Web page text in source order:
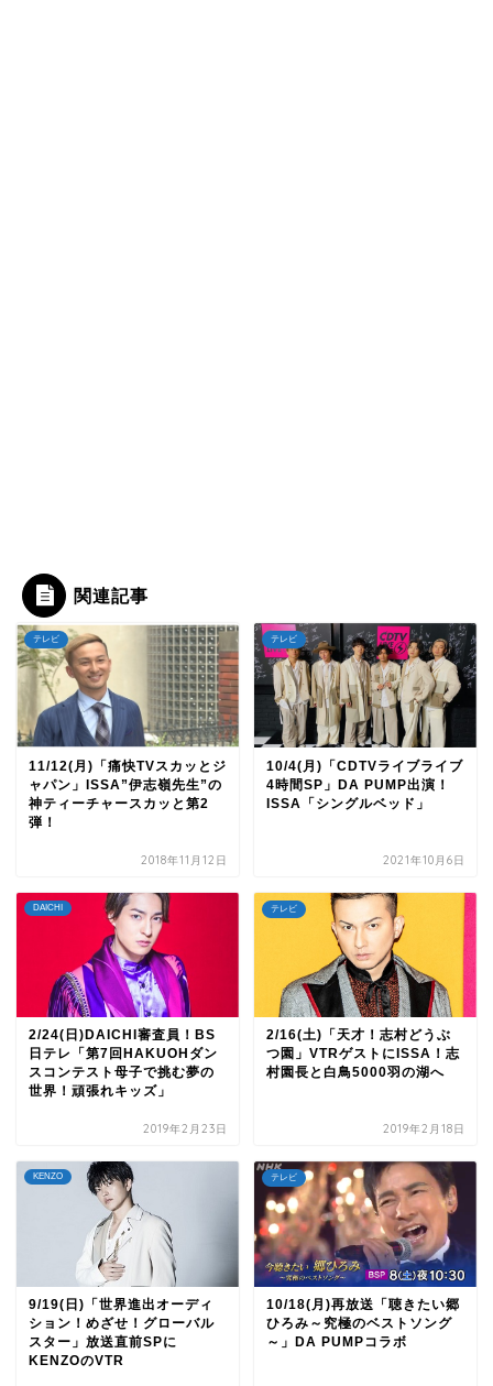
関連記事
テレビ
11/12(月)「痛快TVスカッとジ
ャパン」ISSA”伊志嶺先生”の
神ティーチャースカッと第2
弾！
2018年11月12日
テレビ
10/4(月)「CDTVライブライブ
4時間SP」DA PUMP出演！
ISSA「シングルベッド」
2021年10月6日
DAICHI
2/24(日)DAICHI審査員！BS
日テレ「第7回HAKUOHダン
スコンテスト母子で挑む夢の
世界！頑張れキッズ」
2019年2月23日
テレビ
2/16(土)「天才！志村どうぶ
つ園」VTRゲストにISSA！志
村園長と白鳥5000羽の湖へ
2019年2月18日
KENZO
9/19(日)「世界進出オーディ
ション！めざせ！グローバル
スター」放送直前SPに
KENZOのVTR
テレビ
10/18(月)再放送「聴きたい郷
ひろみ～究極のベストソング
～」DA PUMPコラボ